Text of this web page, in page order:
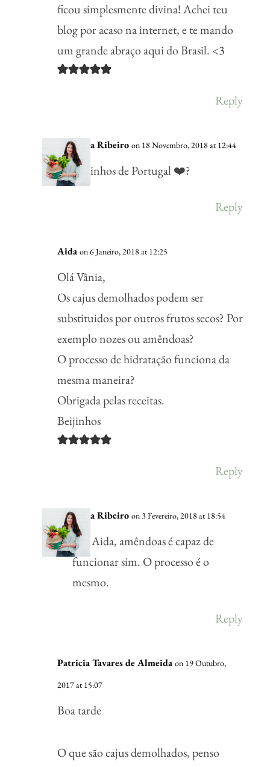
ficou simplesmente divina! Achei teu
blog por acaso na internet, e te mando
um grande abraço aqui do Brasil. <3
Reply
Vânia Ribeiro on 18 Novembro, 2018 at 12:44
Beijinhos de Portugal ❤️?
Reply
Aida on 6 Janeiro, 2018 at 12:25
Olá Vânia,
Os cajus demolhados podem ser
substituidos por outros frutos secos? Por
exemplo nozes ou amêndoas?
O processo de hidratação funciona da
mesma maneira?
Obrigada pelas receitas.
Beijinhos
Reply
Vânia Ribeiro on 3 Fevereiro, 2018 at 18:54
Olá Aida, amêndoas é capaz de
funcionar sim. O processo é o
mesmo.
Reply
Patricia Tavares de Almeida on 19 Outubro,
2017 at 15:07
Boa tarde
O que são cajus demolhados, penso